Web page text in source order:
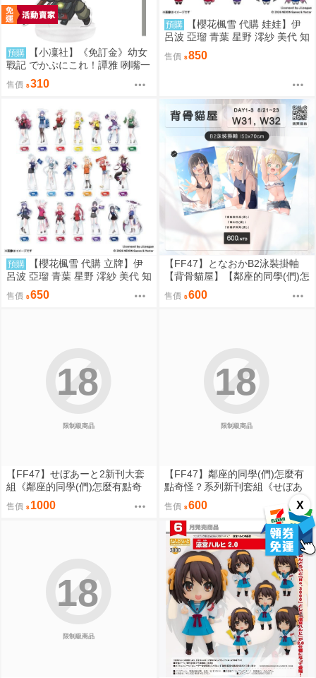
X
預購
【小凜社】《免訂金》幼女
戰記 でかぷにこれ！譚雅 咧嘴一
笑 軍服 壓克力立牌
售價 310
預購
【櫻花楓雪 代購 娃娃】伊
呂波 亞瑠 青葉 星野 澪紗 美代 知
世 白子 瑪麗 若藻 優香 寧瑠 妃姬
陽奈 蔚藍檔案
售價 850
預購
【櫻花楓雪 代購 立牌】伊
呂波 亞瑠 青葉 星野 澪紗 美代 知
世 白子 瑪麗 若藻 優香 寧瑠 妃姬
陽奈 蔚藍檔案
售價 650
【FF47】となおかB2泳裝掛軸
【背骨貓屋】【鄰座的同學(們)怎
麼有點奇怪？】[雙層布掛軸]｜九
月陸續出貨
售價 600
限制級商品
18
【FF47】せぼあーと2新刊大套
組《鄰座的同學(們)怎麼有點奇
怪？》【背骨貓屋】[B5全彩畫
冊] [繁體中文][新刊] [壓克力PP夾
售價 1000
限制級商品
18
【FF47】鄰座的同學(們)怎麼有
點奇怪？系列新刊套組《せぼあ
ーと2》【背骨貓屋】[B5全彩畫
冊] [繁體中文][新刊] [壓克力夾組]
｜九月陸續出貨
售價 600
限制級商品
18